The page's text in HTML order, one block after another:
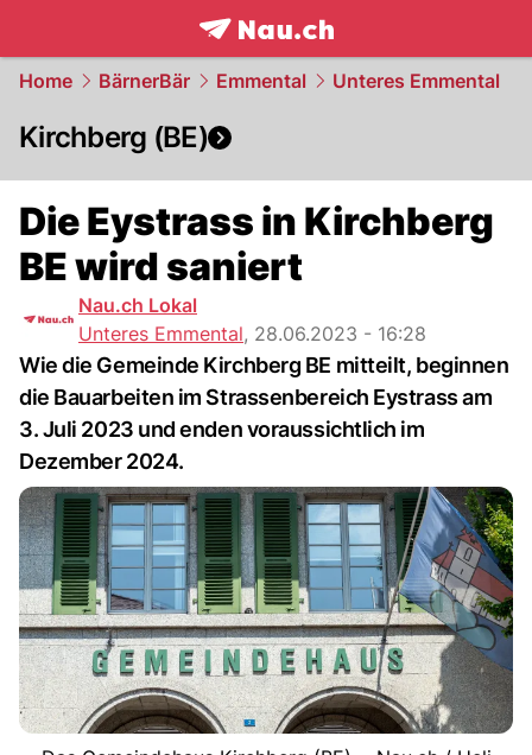
frontpage.NAU.ch
Home BärnerBär Emmental Unteres Emmental
Kirchberg (BE)
Die Eystrass in Kirchberg
BE wird saniert
Nau.ch Lokal
Unteres Emmental, 28.06.2023 - 16:28
Wie die Gemeinde Kirchberg BE mitteilt, beginnen
die Bauarbeiten im Strassenbereich Eystrass am
3. Juli 2023 und enden voraussichtlich im
Dezember 2024.